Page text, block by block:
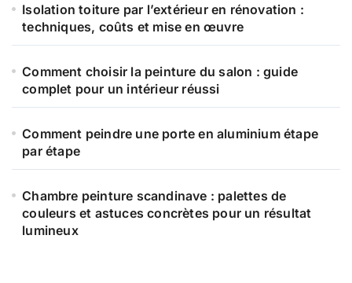
Isolation toiture par l’extérieur en rénovation :
techniques, coûts et mise en œuvre
Comment choisir la peinture du salon : guide
complet pour un intérieur réussi
Comment peindre une porte en aluminium étape
par étape
Chambre peinture scandinave : palettes de
couleurs et astuces concrètes pour un résultat
lumineux